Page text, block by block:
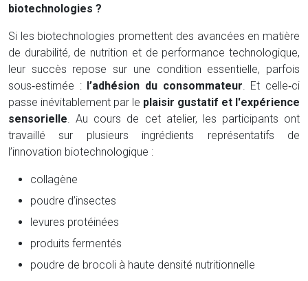
biotechnologies ?
Si les biotechnologies promettent des avancées en matière
de durabilité, de nutrition et de performance technologique,
leur succès repose sur une condition essentielle, parfois
sous‑estimée : l’adhésion du consommateur. Et celle‑ci
passe inévitablement par le plaisir gustatif et l'expérience
sensorielle. Au cours de cet atelier, les participants ont
travaillé sur plusieurs ingrédients représentatifs de
l’innovation biotechnologique :
collagène
poudre d’insectes
levures protéinées
produits fermentés
poudre de brocoli à haute densité nutritionnelle